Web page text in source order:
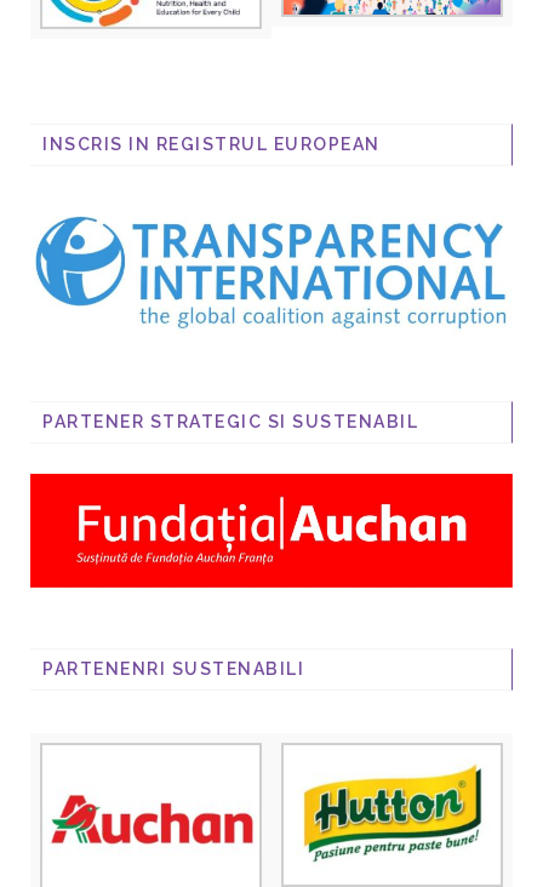
INSCRIS IN REGISTRUL EUROPEAN
PARTENER STRATEGIC SI SUSTENABIL
PARTENENRI SUSTENABILI